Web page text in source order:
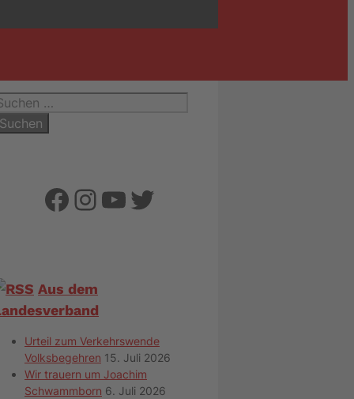
Facebook
Instagram
YouTube
Twitter
Aus dem
Urteil zum Verkehrswende
Volksbegehren 15. Juli 2026
Wir trauern um Joachim
Schwammborn 6. Juli 2026